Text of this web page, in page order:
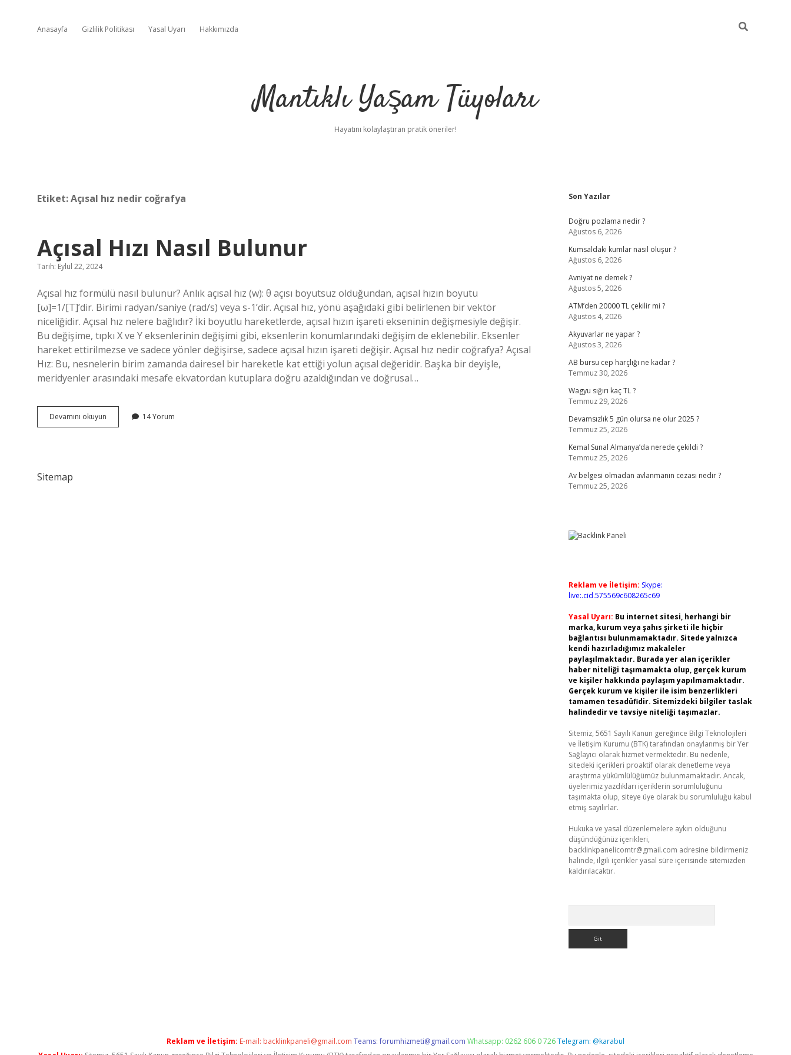
Anasayfa Gizlilik Politikası Yasal Uyarı Hakkımızda
Mantıklı Yaşam Tüyoları
Hayatını kolaylaştıran pratik öneriler!
Etiket:Açısal hız nedir coğrafya
Açısal Hızı Nasıl Bulunur
Tarih: Eylül 22, 2024
Açısal hız formülü nasıl bulunur? Anlık açısal hız (w): θ açısı boyutsuz olduğundan, açısal hızın boyutu
[ω]=1/[T]’dir. Birimi radyan/saniye (rad/s) veya s-1’dir. Açısal hız, yönü aşağıdaki gibi belirlenen bir vektör
niceliğidir. Açısal hız nelere bağlıdır? İki boyutlu hareketlerde, açısal hızın işareti ekseninin değişmesiyle değişir.
Bu değişime, tıpkı X ve Y eksenlerinin değişimi gibi, eksenlerin konumlarındaki değişim de eklenebilir. Eksenler
hareket ettirilmezse ve sadece yönler değişirse, sadece açısal hızın işareti değişir. Açısal hız nedir coğrafya? Açısal
Hız: Bu, nesnelerin birim zamanda dairesel bir hareketle kat ettiği yolun açısal değeridir. Başka bir deyişle,
meridyenler arasındaki mesafe ekvatordan kutuplara doğru azaldığından ve doğrusal…
Devamını okuyun
Hızı
14 Yorum
Sitemap
Sidebar
Son Yazılar
Doğru pozlama nedir ?
Ağustos 6, 2026
Kumsaldaki kumlar nasıl oluşur ?
Ağustos 6, 2026
Avniyat ne demek ?
Ağustos 5, 2026
ATM’den 20000 TL çekilir mi ?
Ağustos 4, 2026
Akyuvarlar ne yapar ?
Ağustos 3, 2026
AB bursu cep harçlığı ne kadar ?
Temmuz 30, 2026
Wagyu sığırı kaç TL ?
Temmuz 29, 2026
Devamsızlık 5 gün olursa ne olur 2025 ?
Temmuz 25, 2026
Kemal Sunal Almanya’da nerede çekildi ?
Temmuz 25, 2026
Av belgesi olmadan avlanmanın cezası nedir ?
Temmuz 25, 2026
Reklam ve İletişim: Skype:
live:.cid.575569c608265c69
Yasal Uyarı: Bu internet sitesi, herhangi bir
marka, kurum veya şahıs şirketi ile hiçbir
bağlantısı bulunmamaktadır. Sitede yalnızca
kendi hazırladığımız makaleler
paylaşılmaktadır. Burada yer alan içerikler
haber niteliği taşımamakta olup, gerçek kurum
ve kişiler hakkında paylaşım yapılmamaktadır.
Gerçek kurum ve kişiler ile isim benzerlikleri
tamamen tesadüfidir. Sitemizdeki bilgiler taslak
halindedir ve tavsiye niteliği taşımazlar.
Sitemiz, 5651 Sayılı Kanun gereğince Bilgi Teknolojileri
ve İletişim Kurumu (BTK) tarafından onaylanmış bir Yer
Sağlayıcı olarak hizmet vermektedir. Bu nedenle,
sitedeki içerikleri proaktif olarak denetleme veya
araştırma yükümlülüğümüz bulunmamaktadır. Ancak,
üyelerimiz yazdıkları içeriklerin sorumluluğunu
taşımakta olup, siteye üye olarak bu sorumluluğu kabul
etmiş sayılırlar.
Hukuka ve yasal düzenlemelere aykırı olduğunu
düşündüğünüz içerikleri,
backlinkpanelicomtr@gmail.com adresine bildirmeniz
halinde, ilgili içerikler yasal süre içerisinde sitemizden
kaldırılacaktır.
Reklam ve İletişim: E-mail: backlinkpaneli@gmail.com Teams:forumhizmeti@gmail.com Whatsapp: 0262 606 0 726Telegram: @karabul